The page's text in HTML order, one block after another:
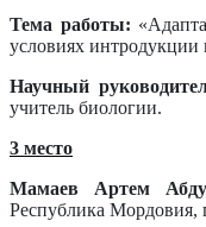
Тема работы:
условиях
Научный
учитель биологии.
3 место
Мамаев Артем
Республика Мордовия,